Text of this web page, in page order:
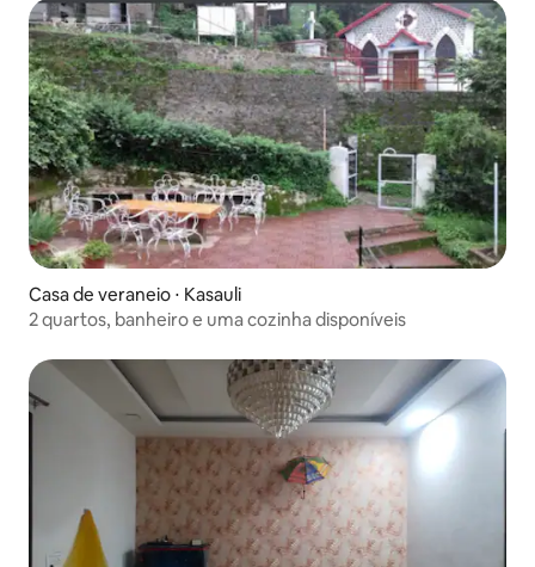
Casa de veraneio ⋅ Kasauli
2 quartos, banheiro e uma cozinha disponíveis